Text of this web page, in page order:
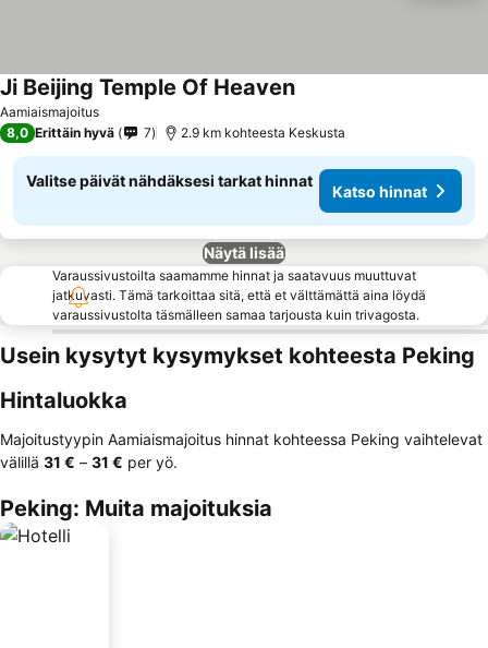
Aamiaismajoitus
Ji Beijing Temple Of Heaven
8,0 Erittäin hyvä 7 2.9 km kohteesta Keskusta
Valitse päivät nähdäksesi tarkat hinnat
Katso hinnat
Näytä lisää
Varaussivustoilta saamamme hinnat ja saatavuus muuttuvat
jatkuvasti. Tämä tarkoittaa sitä, että et välttämättä aina löydä
varaussivustolta täsmälleen samaa tarjousta kuin trivagosta.
Usein kysytyt kysymykset kohteesta Peking
Hintaluokka
Majoitustyypin Aamiaismajoitus hinnat kohteessa Peking vaihtelevat
välillä ‎31 € – ‎31 € per yö.
Peking: Muita majoituksia